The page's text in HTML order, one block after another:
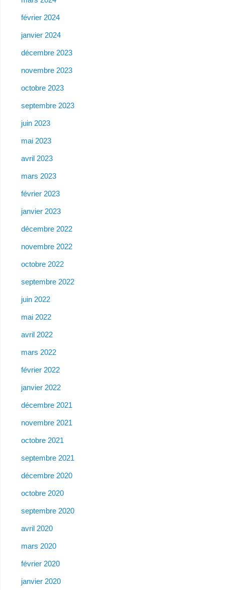
février 2024
janvier 2024
décembre 2023
novembre 2023
octobre 2023
septembre 2023
juin 2023
mai 2023
avril 2023
mars 2023
février 2023
janvier 2023
décembre 2022
novembre 2022
octobre 2022
septembre 2022
juin 2022
mai 2022
avril 2022
mars 2022
février 2022
janvier 2022
décembre 2021
novembre 2021
octobre 2021
septembre 2021
décembre 2020
octobre 2020
septembre 2020
avril 2020
mars 2020
février 2020
janvier 2020